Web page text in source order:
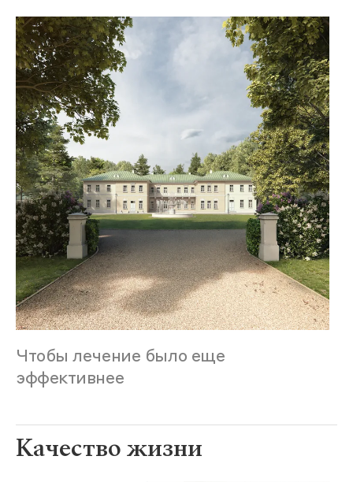
Чтобы лечение было еще
эффективнее
Качество жизни